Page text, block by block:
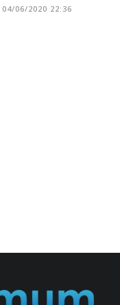
04/06/2020 22:36